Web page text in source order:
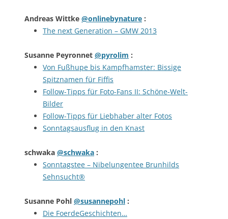
Andreas Wittke @onlinebynature :
The next Generation – GMW 2013
Susanne Peyronnet @pyrolim :
Von Fußhupe bis Kampfhamster: Bissige
Spitznamen für Fiffis
Follow-Tipps für Foto-Fans II: Schöne-Welt-
Bilder
Follow-Tipps für Liebhaber alter Fotos
Sonntagsausflug in den Knast
schwaka @schwaka :
Sonntagstee – Nibelungentee Brunhilds
Sehnsucht®
Susanne Pohl @susannepohl :
Die FoerdeGeschichten…